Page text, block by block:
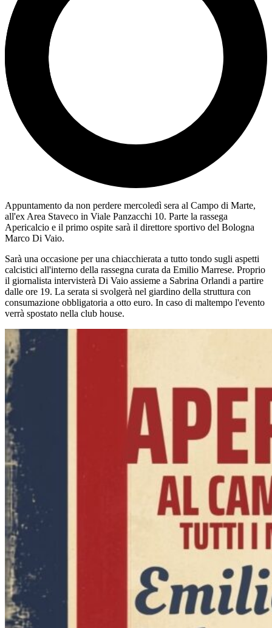
Appuntamento da non perdere mercoledì sera al Campo di Marte,
all'ex Area Staveco in Viale Panzacchi 10. Parte la rassega
Apericalcio e il primo ospite sarà il direttore sportivo del Bologna
Marco Di Vaio.
Sarà una occasione per una chiacchierata a tutto tondo sugli aspetti
calcistici all'interno della rassegna curata da Emilio Marrese. Proprio
il giornalista intervisterà Di Vaio assieme a Sabrina Orlandi a partire
dalle ore 19. La serata si svolgerà nel giardino della struttura con
consumazione obbligatoria a otto euro. In caso di maltempo l'evento
verrà spostato nella club house.